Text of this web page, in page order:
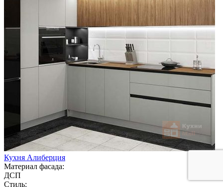
Кухня Алиберция
Материал фасада:
ДСП
Стиль: